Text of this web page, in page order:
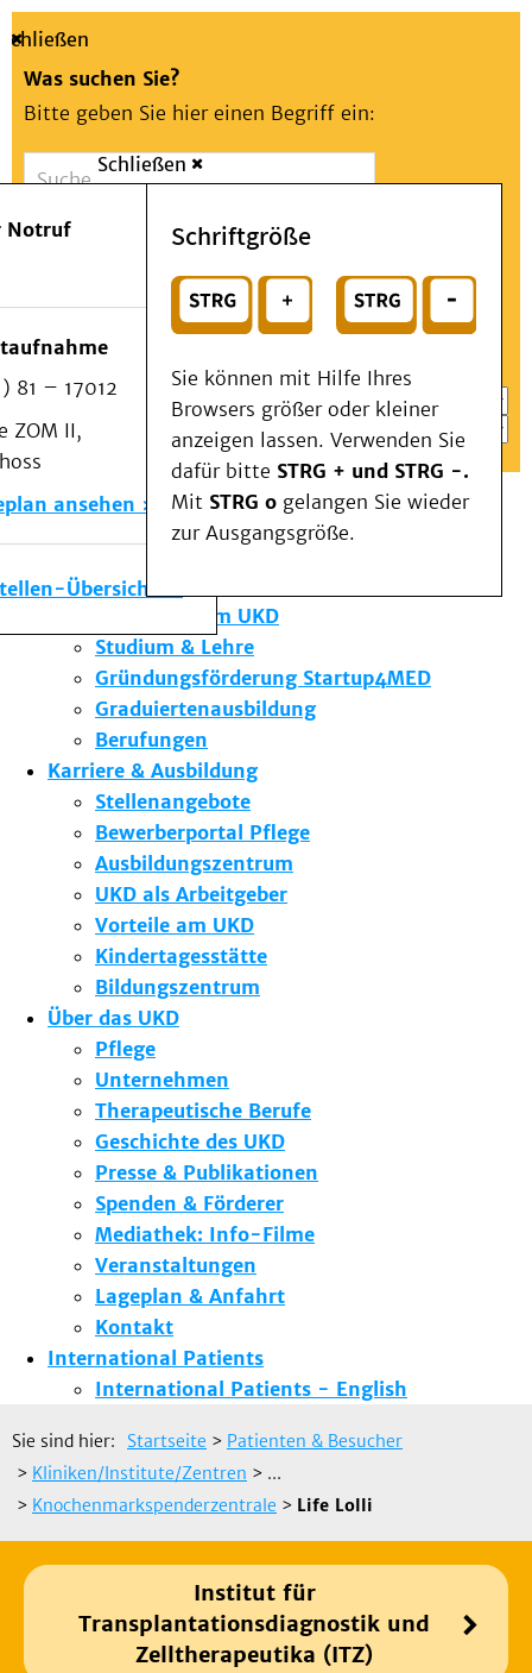
Suche
Schließen
Was suchen Sie?
Bitte geben Sie hier einen Begriff ein:
Suchen
oder
Wählen Sie ein Thema für Ihren Schnelleinstieg
Notfall
Schließen
Notruf
81 – 17012
ZOM II,
ansehen
Übersicht
Schriftgröße
Sie können mit Hilfe Ihres
Browsers größer oder kleiner
anzeigen lassen. Verwenden Sie
dafür bitte STRG + und STRG -.
Mit STRG o gelangen Sie wieder
zur Ausgangsgröße.
Menü
Patienten & Besucher
Kliniken/Institute/Zentren
Als Patient am UKD
Beratung und Unterstützung
Veranstaltungen
Kommunikation im Medizinwesen (KIM)
Notfall
Forschung & Lehre
Die Institute des UKD
Forschung am UKD
Studium & Lehre
Gründungsförderung Startup4MED
Graduiertenausbildung
Berufungen
Karriere & Ausbildung
Stellenangebote
Bewerberportal Pflege
Ausbildungszentrum
UKD als Arbeitgeber
Vorteile am UKD
Kindertagesstätte
Bildungszentrum
Über das UKD
Pflege
Unternehmen
Therapeutische Berufe
Geschichte des UKD
Presse & Publikationen
Spenden & Förderer
Mediathek: Info-Filme
Veranstaltungen
Lageplan & Anfahrt
Kontakt
International Patients
International Patients - English
Sie sind hier: Startseite > Patienten & Besucher
> Kliniken/Institute/Zentren > ...
> Knochenmarkspenderzentrale > Life Lolli
Institut für
Transplantationsdiagnostik und
Zelltherapeutika (ITZ)